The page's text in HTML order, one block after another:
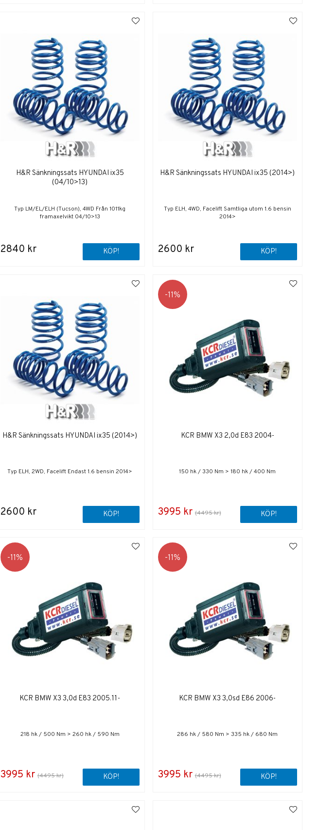
H&R Sänkningssats HYUNDAI ix35
(04/10>13)
Typ LM/EL/ELH (Tucson), 4WD Från 1011kg
framaxelvikt 04/10>13
2840 kr KÖP!
H&R Sänkningssats HYUNDAI ix35 (2014>)
Typ ELH, 4WD, Facelift Samtliga utom 1.6 bensin
2014>
2600 kr KÖP!
H&R Sänkningssats HYUNDAI ix35 (2014>)
Typ ELH, 2WD, Facelift Endast 1.6 bensin 2014>
2600 kr KÖP!
11
KCR BMW X3 2,0d E83 2004-
150 hk / 330 Nm > 180 hk / 400 Nm
3995 kr (4495 kr) KÖP!
11
KCR BMW X3 3,0d E83 2005.11-
218 hk / 500 Nm > 260 hk / 590 Nm
3995 kr (4495 kr) KÖP!
11
KCR BMW X3 3,0sd E86 2006-
286 hk / 580 Nm > 335 hk / 680 Nm
3995 kr (4495 kr) KÖP!